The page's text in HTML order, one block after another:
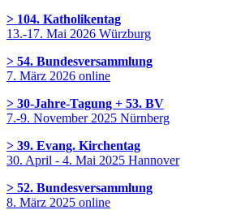
> 104. Katholikentag
13.-17. Mai 2026 Würzburg
> 54. Bundesversammlung
7. März 2026 online
> 30-Jahre-Tagung + 53. BV
7.-9. November 2025 Nürnberg
> 39. Evang. Kirchentag
30. April - 4. Mai 2025 Hannover
> 52. Bundesversammlung
8. März 2025 online